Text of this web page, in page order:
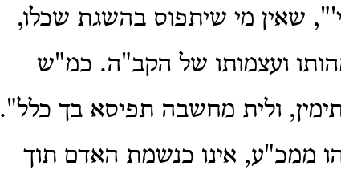
שאין מי שיתפוס בהשגת שכלו,
ועצמותו של הקב"ה. כמ"ש
ולית מחשבה תפיסא בך כלל".
ממכ"ע, אינו כנשמת האדם תוך